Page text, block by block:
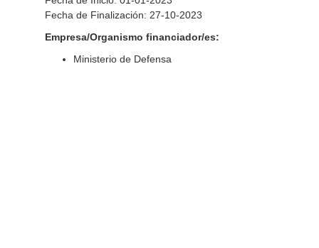
Fecha de Finalización: 27-10-2023
Empresa/Organismo financiador/es:
Ministerio de Defensa